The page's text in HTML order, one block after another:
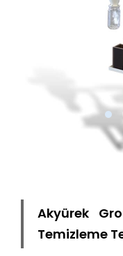
Akyürek
Temizleme